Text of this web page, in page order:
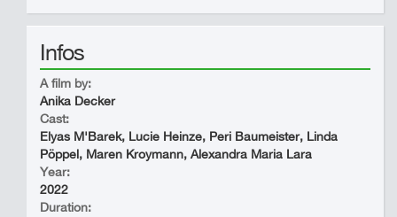
Infos
A film by:
Anika Decker
Cast:
Elyas M'Barek, Lucie Heinze, Peri Baumeister, Linda
Pöppel, Maren Kroymann, Alexandra Maria Lara
Year:
2022
Duration: